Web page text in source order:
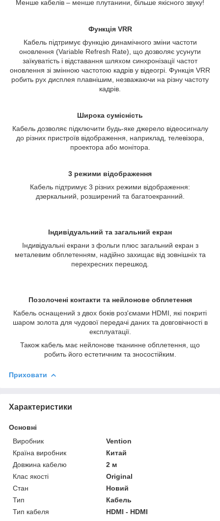
Менше кабелів – менше плутанини, більше якісного звуку!
Функція VRR
Кабель підтримує функцію динамічного зміни частоти
оновлення (Variable Refresh Rate), що дозволяє усунути
заїкуватість і відставання шляхом синхронізації частот
оновлення зі змінною частотою кадрів у відеогрі. Функція VRR
робить рух дисплея плавнішим, незважаючи на різну частоту
кадрів.
Широка сумісність
Кабель дозволяє підключити будь-яке джерело відеосигналу
до різних пристроїв відображення, наприклад, телевізора,
проектора або монітора.
3 режими відображення
Кабель підтримує 3 різних режими відображення:
дзеркальний, розширений та багатоекранний.
Індивідуальний та загальний екран
Індивідуальні екрани з фольги плюс загальний екран з
металевим обплетенням, надійно захищає від зовнішніх та
перехресних перешкод.
Позолочені контакти та нейлонове обплетення
Кабель оснащений з двох боків роз'ємами HDMI, які покриті
шаром золота для чудової передачі даних та довговічності в
експлуатації.
Також кабель має нейлонове тканинне обплетення, що
робить його естетичним та зносостійким.
Приховати
Характеристики
Основні
Виробник
Vention
Країна виробник
Китай
Довжина кабелю
2 м
Клас якості
Original
Стан
Новий
Тип
Кабель
Тип кабеля
HDMI - HDMI